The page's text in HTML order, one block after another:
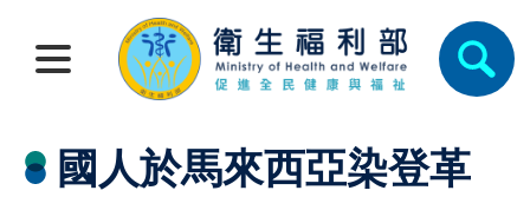
國人於馬來西亞染登革